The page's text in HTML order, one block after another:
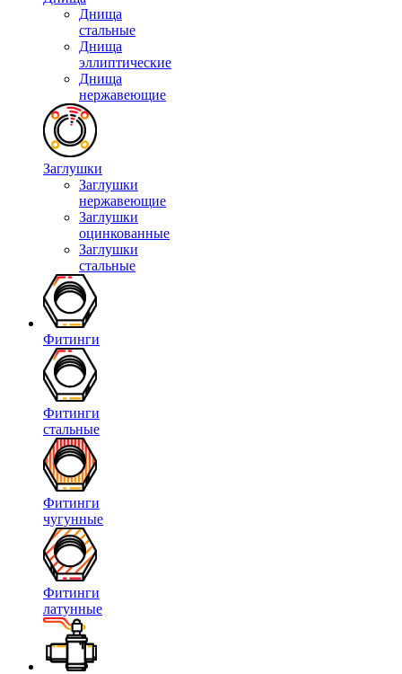
Днища
стальные
Днища
эллиптические
Днища
нержавеющие
Заглушки
Заглушки
нержавеющие
Заглушки
оцинкованные
Заглушки
стальные
Фитинги
Фитинги
стальные
Фитинги
чугунные
Фитинги
латунные